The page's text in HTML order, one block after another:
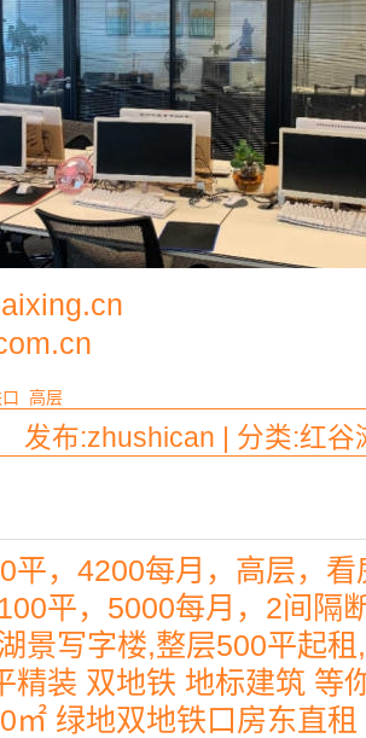
高层
发布:zhushican | 分类:红谷
平，4200每月，高层，看
平，5000每月，2间隔
景写字楼,整层500平起
精装 双地铁 地标建筑 等
㎡ 绿地双地铁口房东直